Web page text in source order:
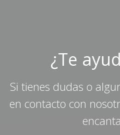
¿Te
Si tienes dudas o
en contacto con